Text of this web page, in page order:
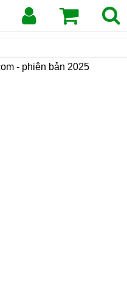
- phiên bản 2025